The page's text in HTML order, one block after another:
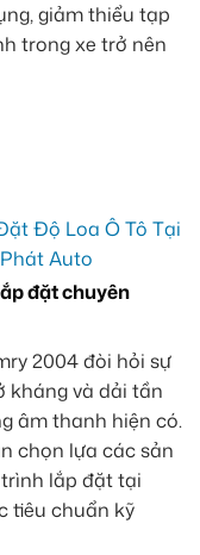
giảm thiểu tạp
trong xe trở nên
đặt chuyên
2004 đòi hỏi sự
kháng và dải tần
âm thanh hiện có.
chọn lựa các sản
lắp đặt tại
tiêu chuẩn kỹ